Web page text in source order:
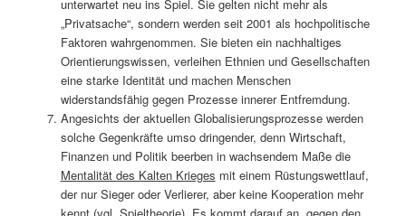
unterwartet neu ins Spiel. Sie gelten nicht mehr als
„Privatsache“, sondern werden seit 2001 als hochpolitische
Faktoren wahrgenommen. Sie bieten ein nachhaltiges
Orientierungswissen, verleihen Ethnien und Gesellschaften
eine starke Identität und machen Menschen
widerstandsfähig gegen Prozesse innerer Entfremdung.
Angesichts der aktuellen Globalisierungsprozesse werden
solche Gegenkräfte umso dringender, denn Wirtschaft,
Finanzen und Politik beerben in wachsendem Maße die
Mentalität des Kalten Krieges mit einem Rüstungswettlauf,
der nur Sieger oder Verlierer, aber keine Kooperation mehr